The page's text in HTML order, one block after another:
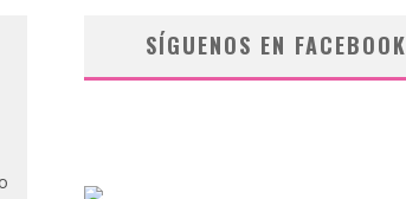
SÍGUENOS EN FACEBOOK